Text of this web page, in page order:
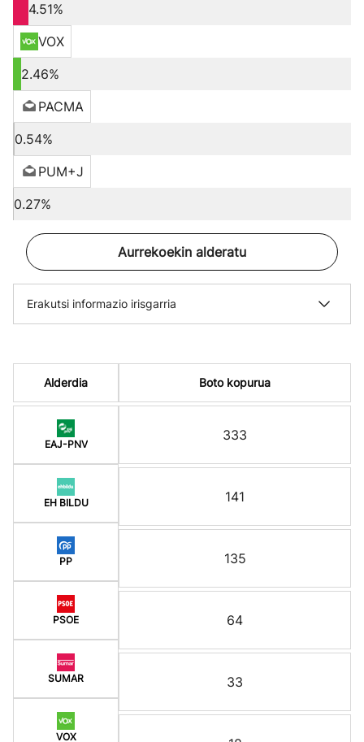
4.51%
VOX
2.46%
PACMA
0.54%
PUM+J
0.27%
Aurrekoekin alderatu
Erakutsi informazio irisgarria
Alderdia
EAJ-PNV
EH BILDU
PP
PSOE
SUMAR
VOX
Boto kopurua
333
141
135
64
33